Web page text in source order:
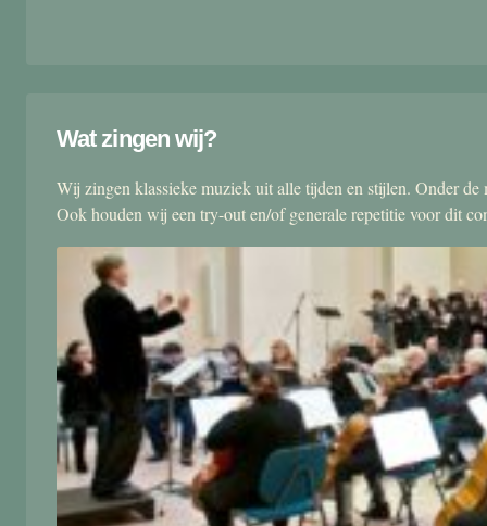
Wat zingen wij?
Wij zingen klassieke muziek uit alle tijden en stijlen. Onder
Ook houden wij een try-out en/of generale repetitie voor dit